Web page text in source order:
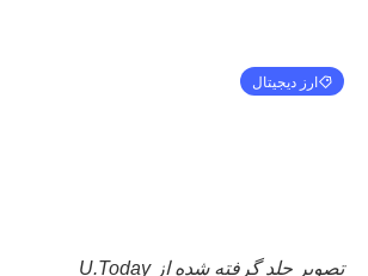
ارز دیجیتال
تصویر جلد گرفته شده از U.Today